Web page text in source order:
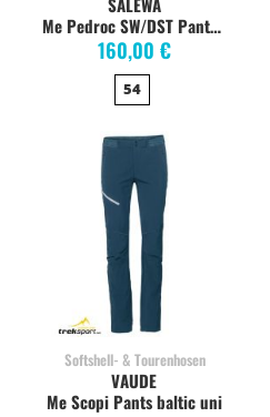
Me Pedroc SW/DST Pants quiet shade
160,00 €
54
Softshell- & Tourenhosen
Me Scopi Pants baltic uni
VAUDE